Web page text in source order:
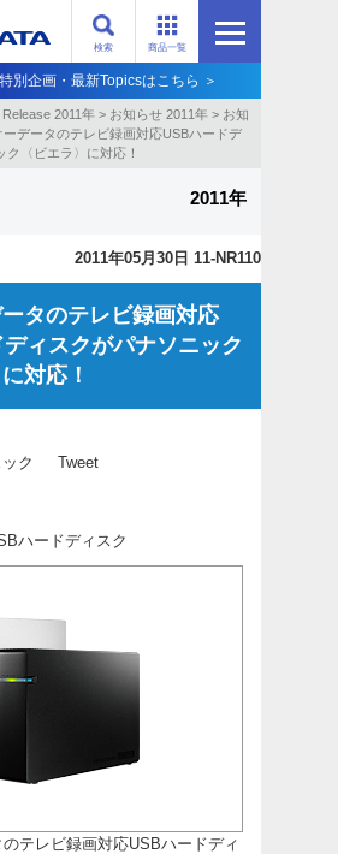
商品一覧
検索
別企画・最新Topicsはこちら ＞
2011年 > お知らせ 2011年 > お知
ーデータのテレビ録画対応USBハードデ
ク〈ビエラ〉に対応！
2011年
2011年05月30日 11-NR110
タのテレビ録画対応
ィスクがパナソニック
対応！
ク Tweet
ハードディスク
テレビ録画対応USBハードディ